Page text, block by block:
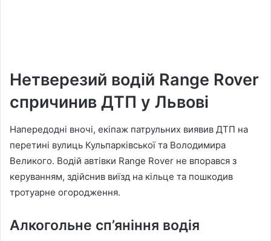
Нетверезий водій Range Rover
спричинив ДТП у Львові
Напередодні вночі, екіпаж патрульних виявив ДТП на
перетині вулиць Кульпарківської та Володимира
Великого. Водій автівки Range Rover не впорався з
керуванням, здійснив виїзд на кільце та пошкодив
тротуарне огородження.
Алкогольне сп’яніння водія